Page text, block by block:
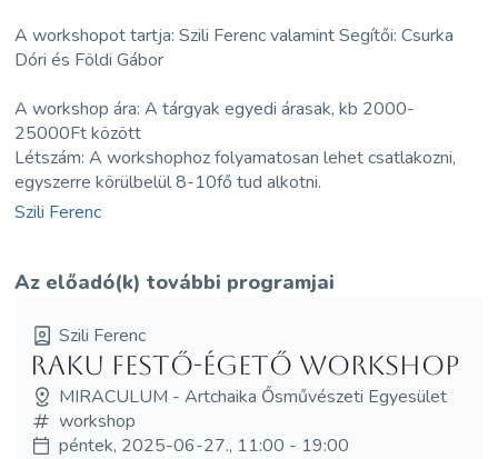
A workshopot tartja: Szili Ferenc valamint Segítői: Csurka
Dóri és Földi Gábor
A workshop ára: A tárgyak egyedi árasak, kb 2000-
25000Ft között
Létszám: A workshophoz folyamatosan lehet csatlakozni,
egyszerre körülbelül 8-10fő tud alkotni.
Szili Ferenc
Az előadó(k) további programjai
Szili Ferenc
Raku festő-égető workshop
MIRACULUM - Artchaika Ősművészeti Egyesület
workshop
péntek, 2025-06-27., 11:00 - 19:00